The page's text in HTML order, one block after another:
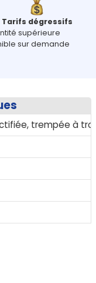
Tarifs dégressifs
supérieure
sur demande
trempée à